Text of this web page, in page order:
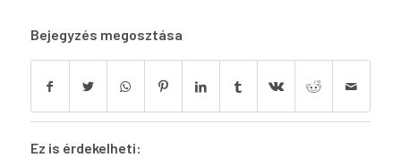
Bejegyzés megosztása
Ez is érdekelheti: